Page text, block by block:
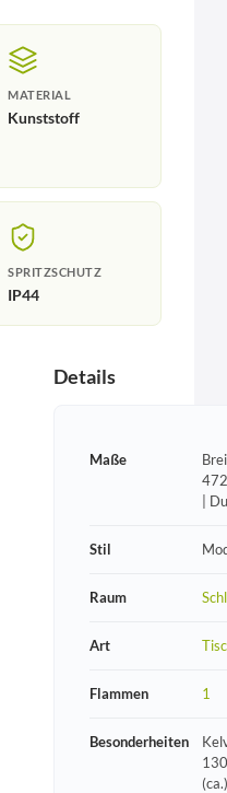
MATERIAL
Kunststoff
SPRITZSCHUTZ
IP44
Details
Maße
|
Stil
Raum
Art
Flammen 1
Besonderheiten